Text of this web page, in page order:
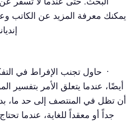
يمكنك معرفة المزيد عن الكاتب
· حاول تجنب الإفراط في
أيضًا، عندما يتعلق الأمر بتفسير
أن تظل في المنتصف إلى حد ما،
جداً أو معقداً للغاية، عندما